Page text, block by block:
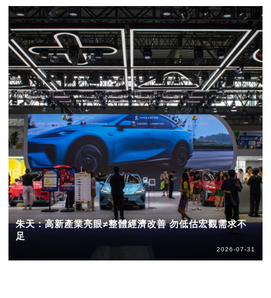
朱天：高新產業亮眼≠整體經濟改善 勿低估宏觀需求不
足
2026-07-31